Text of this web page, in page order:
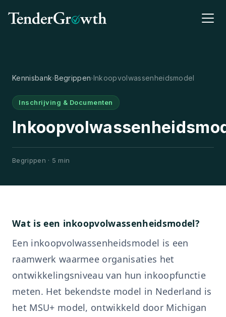
Begrippen · 5 min
Inschrijving & Documenten
Kennisbank›Begrippen›Inkoopvolwassenheidsmodel
Wat is een inkoopvolwassenheidsmodel?
Een inkoopvolwassenheidsmodel is een
raamwerk waarmee organisaties het
ontwikkelingsniveau van hun inkoopfunctie
meten. Het bekendste model in Nederland is
het MSU+ model, ontwikkeld door Michigan